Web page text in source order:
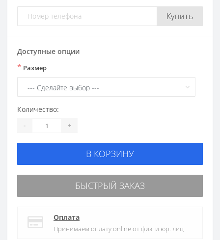
Купить
Доступные опции
* Размер
Количество:
- +
В КОРЗИНУ
БЫСТРЫЙ ЗАКАЗ
Оплата
Принимаем оплату online от физ. и юр. лиц